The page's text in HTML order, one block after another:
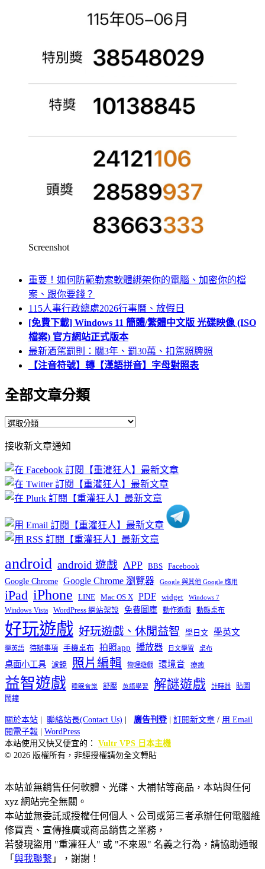
Screenshot
重要！如何防範勒索軟體綁架你的電腦、加密你的檔
案、跟你要錢？
115人事行政總處2026行事曆、放假日
[免費下載] Windows 11 簡體/繁體中文版 光碟映像 (ISO
檔案) 官方網站正式版本
最新酒駕罰則：關3年、罰30萬、扣駕照牌照
【注音符號】轉【漢語拼音】字母對照表
全部文章分類
全
文
章
分
類
接收新文章通知
android android 遊戲 APP BBS Facebook
Google Chrome Google Chrome 瀏覽器 Google 與其他 Google 應用
iPad iPhone LINE Mac OS X PDF widget Windows 7
Windows Vista WordPress 網站架設 免費圖庫 動作遊戲 動態桌布
好玩遊戲 好玩遊戲、休閒益智 學日文 學英文
學英語 待辦事項 手機桌布 拍照app 播放器 日文學習 桌布
桌面小工具 濾鏡 照片編輯 物理遊戲 環境音 療癒
益智遊戲 睡眠音樂 舒壓 英語學習 解謎遊戲 計時器
貼圖
鬧鐘
關於本站 聯絡站長(Contact Us) 廣告刊登| 訂閱新文章 / 用 Email
閱電子報
WordPress
本站使用又快又便宜的： Vultr VPS 日本主機
© 2026 版權所有，非經授權請勿全文轉貼
本站並無銷售任何軟體、光碟、大補帖等商品，本站與任何
xyz 網站完全無關。
本站並無委託或授權任何個人、公司或第三者承辦任何電腦維
修買賣、宣傳推廣或商品銷售之業務，
若發現盜用 "重灌狂人" 或 "不來恩" 名義之行為，請協助通報
「 與我聯繫 」，謝謝！